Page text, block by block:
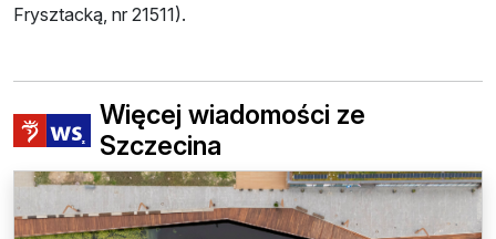
Frysztacką, nr 21511).
Więcej wiadomości ze
Szczecina